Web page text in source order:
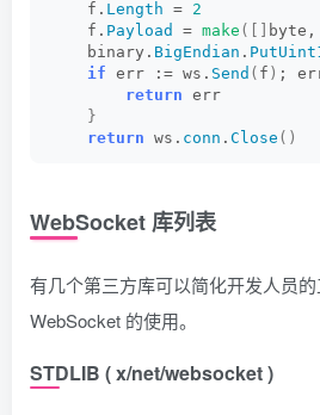
    f.
Length = 2
    f.
Payload = make ([] byte,
    binary.
BigEndian .
if err := ws. Send ( f ) ;
return err
}
return ws. conn . Close ()
WebSocket 库列表
有几个第三方库可以简化开发人员
WebSocket 的使用。
STDLIB ( x/net/websocket )